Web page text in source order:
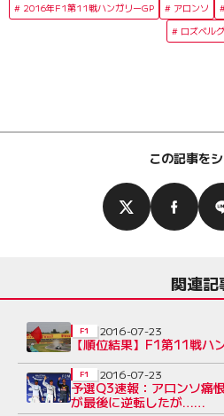
2016年F1第11戦ハンガリーGP アロンソ
ロズベルグ
この記事を
関連記
【順位結果】F1第11戦ハ
F1 2016-07-23
予選Q3速報：アロンソ痛
が最後に逆転したが……
F1 2016-07-23